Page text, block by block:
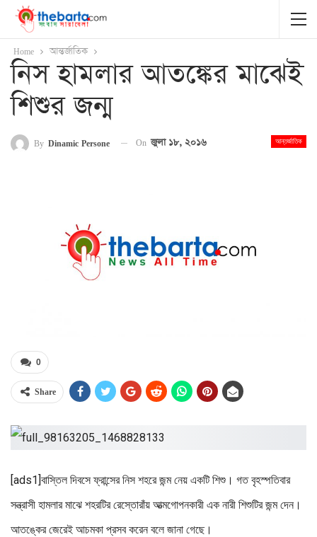
Home আন্তর্জাতিক
নিস হামলার আতঙ্কের মাঝেই
শিশুর জন্ম
আন্তর্জাতিক
By Dinamic Persone On জুলা ১৮, ২০১৬
0
Share
[ads1]বাস্তিল দিবসে ফ্রান্সের নিস শহরে জন্ম নেয় একটি শিশু। গত বৃহস্পতিবার
সন্ত্রাসী হামলার মাঝে শহরটির রেস্তোরাঁয় আত্মগোপনকারী এক নারী শিশুটির জন্ম দেন।
আতঙ্কের জেরেই আচমকা প্রসব করেন বলে জানা গেছে।